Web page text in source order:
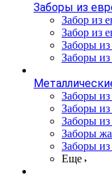
Заборы из
Забор из
Забор из
Заборы
Заборы
Заборы
Заборы из
Заборы
Заборы
Заборы из
Еще